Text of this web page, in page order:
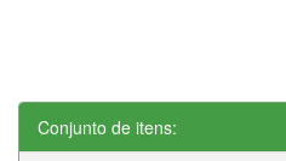
Conjunto de itens: